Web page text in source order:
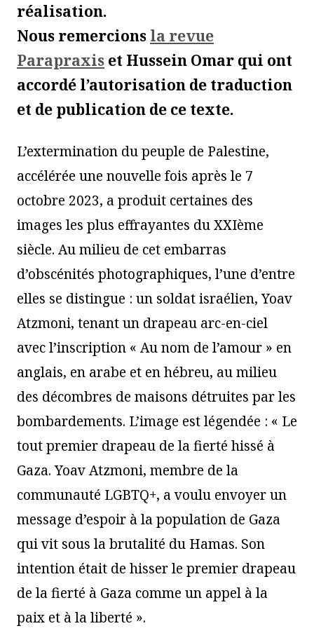
réalisation.
Nous remercions la revue
Parapraxis et Hussein Omar qui ont
accordé l’autorisation de traduction
et de publication de ce texte.
L’extermination du peuple de Palestine,
accélérée une nouvelle fois après le 7
octobre 2023, a produit certaines des
images les plus effrayantes du XXIème
siècle. Au milieu de cet embarras
d’obscénités photographiques, l’une d’entre
elles se distingue : un soldat israélien, Yoav
Atzmoni, tenant un drapeau arc-en-ciel
avec l’inscription « Au nom de l’amour » en
anglais, en arabe et en hébreu, au milieu
des décombres de maisons détruites par les
bombardements. L’image est légendée : « Le
tout premier drapeau de la fierté hissé à
Gaza. Yoav Atzmoni, membre de la
communauté LGBTQ+, a voulu envoyer un
message d’espoir à la population de Gaza
qui vit sous la brutalité du Hamas. Son
intention était de hisser le premier drapeau
de la fierté à Gaza comme un appel à la
paix et à la liberté ».